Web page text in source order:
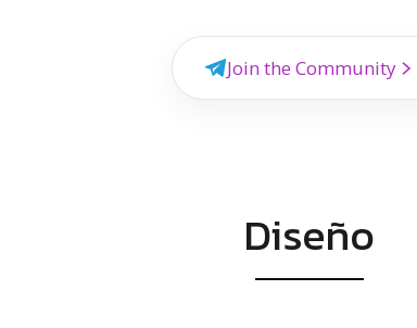
Join the Community
Diseño